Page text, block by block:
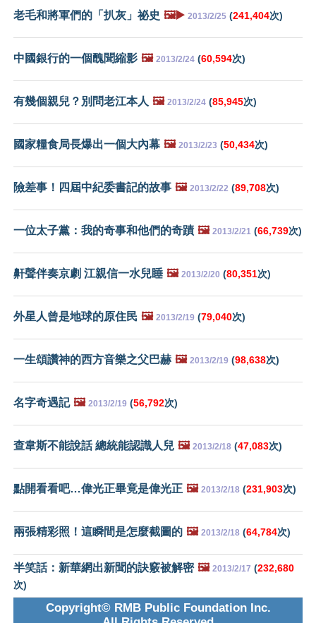
老毛和將軍們的「扒灰」祕史 🖼️▶️ 2013/2/25 (241,404次)
中國銀行的一個醜聞縮影 🖼️ 2013/2/24 (60,594次)
有幾個親兒？別問老江本人 🖼️ 2013/2/24 (85,945次)
國家糧食局長爆出一個大內幕 🖼️ 2013/2/23 (50,434次)
險差事！四屆中紀委書記的故事 🖼️ 2013/2/22 (89,708次)
一位太子黨：我的奇事和他們的奇蹟 🖼️ 2013/2/21 (66,739次)
鼾聲伴奏京劇 江親信一水兒睡 🖼️ 2013/2/20 (80,351次)
外星人曾是地球的原住民 🖼️ 2013/2/19 (79,040次)
一生頌讚神的西方音樂之父巴赫 🖼️ 2013/2/19 (98,638次)
名字奇遇記 🖼️ 2013/2/19 (56,792次)
查韋斯不能說話 總統能認識人兒 🖼️ 2013/2/18 (47,083次)
點開看看吧…偉光正畢竟是偉光正 🖼️ 2013/2/18 (231,903次)
兩張精彩照！這瞬間是怎麼截圖的 🖼️ 2013/2/18 (64,784次)
半笑話：新華網出新聞的訣竅被解密 🖼️ 2013/2/17 (232,680
次)
Copyright© RMB Public Foundation Inc.